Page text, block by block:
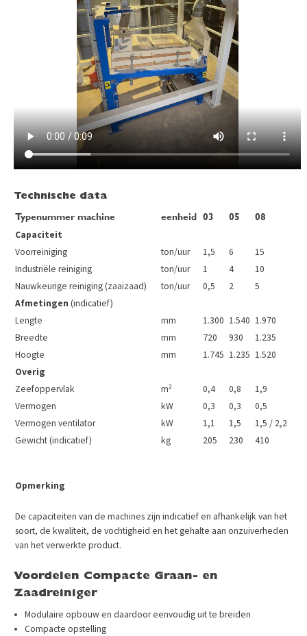
Technische data
Typenummer machine eenheid 03 05 08
Capaciteit
Voorreiniging
ton/uur 1,5 6
15
Industriële reiniging
ton/uur 1 4
10
Nauwkeurige reiniging (zaaizaad)
ton/uur 0,5 2
5
Afmetingen (indicatief)
Lengte
mm 1.300 1.540 1.970
Breedte
mm 720 930
1.235
Hoogte
mm 1.745 1.235 1.520
Overig
Zeefoppervlak
m² 0,4 0,8
1,9
Vermogen
kW 0,3 0,3
0,5
Vermogen ventilator
kW 1,1 1,5
1,5 / 2,2
Gewicht (indicatief)
kg 205 230 410
Opmerking
De capaciteiten van de machines zijn indicatief en afhankelijk van het
soort, de kwaliteit, de vochtigheid en het gehalte aan onzuiverheden
van het verwerkte product.
Voordelen Compacte Graan- en
Zaadreiniger
Modulaire opbouw en daardoor eenvoudig uit te breiden
Compacte opstelling